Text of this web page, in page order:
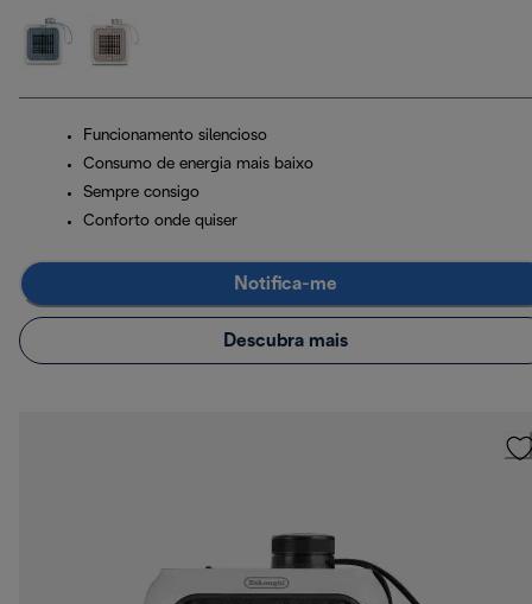
Funcionamento silencioso
Consumo de energia mais baixo
Sempre consigo
Conforto onde quiser
Notifica-me
Descubra mais